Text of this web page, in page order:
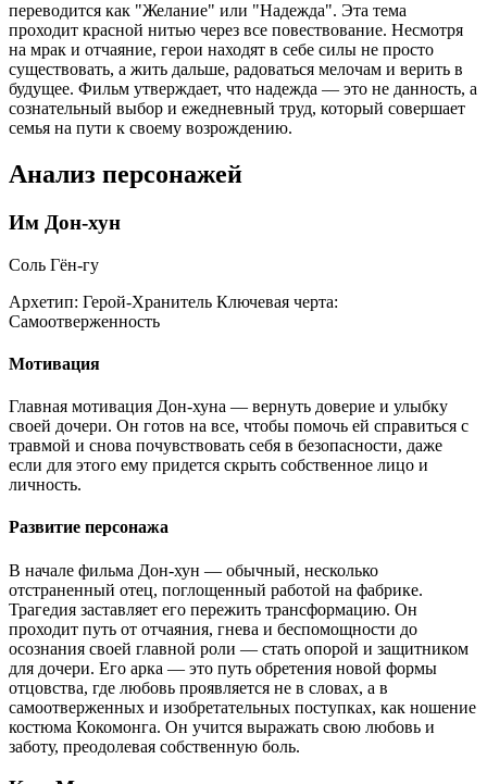
переводится как "Желание" или "Надежда". Эта тема
проходит красной нитью через все повествование. Несмотря
на мрак и отчаяние, герои находят в себе силы не просто
существовать, а жить дальше, радоваться мелочам и верить в
будущее. Фильм утверждает, что надежда — это не данность, а
сознательный выбор и ежедневный труд, который совершает
семья на пути к своему возрождению.
Анализ персонажей
Им Дон-хун
Соль Гён-гу
Архетип: Герой-Хранитель Ключевая черта:
Самоотверженность
Мотивация
Главная мотивация Дон-хуна — вернуть доверие и улыбку
своей дочери. Он готов на все, чтобы помочь ей справиться с
травмой и снова почувствовать себя в безопасности, даже
если для этого ему придется скрыть собственное лицо и
личность.
Развитие персонажа
В начале фильма Дон-хун — обычный, несколько
отстраненный отец, поглощенный работой на фабрике.
Трагедия заставляет его пережить трансформацию. Он
проходит путь от отчаяния, гнева и беспомощности до
осознания своей главной роли — стать опорой и защитником
для дочери. Его арка — это путь обретения новой формы
отцовства, где любовь проявляется не в словах, а в
самоотверженных и изобретательных поступках, как ношение
костюма Кокомонга. Он учится выражать свою любовь и
заботу, преодолевая собственную боль.